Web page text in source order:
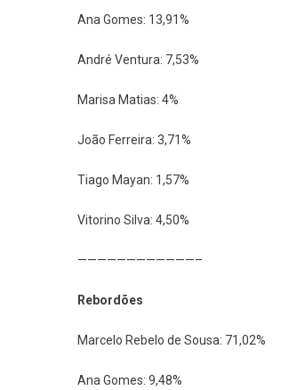
Ana Gomes: 13,91%
André Ventura: 7,53%
Marisa Matias: 4%
João Ferreira: 3,71%
Tiago Mayan: 1,57%
Vitorino Silva: 4,50%
————————————–
Rebordões
Marcelo Rebelo de Sousa: 71,02%
Ana Gomes: 9,48%